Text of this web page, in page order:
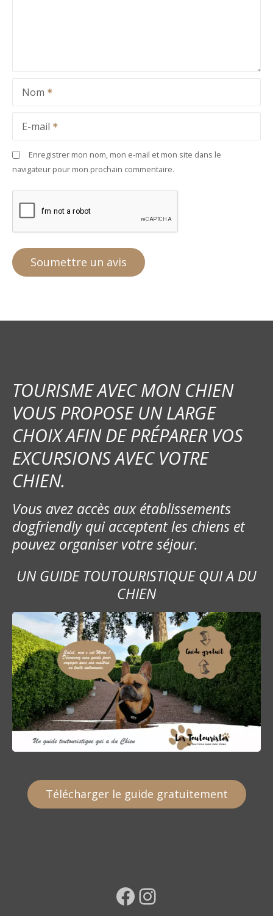
Nom
E-mail
Enregistrer mon nom, mon e-mail et mon site dans le
navigateur pour mon prochain commentaire.
TOURISME AVEC MON CHIEN
VOUS PROPOSE UN LARGE
CHOIX AFIN DE PRÉPARER VOS
EXCURSIONS AVEC VOTRE
CHIEN.
Vous avez accès aux établissements
dogfriendly qui acceptent les chiens et
pouvez organiser votre séjour.
UN GUIDE TOUTOURISTIQUE QUI A DU
CHIEN
Télécharger le guide gratuitement
Facebook Instagram